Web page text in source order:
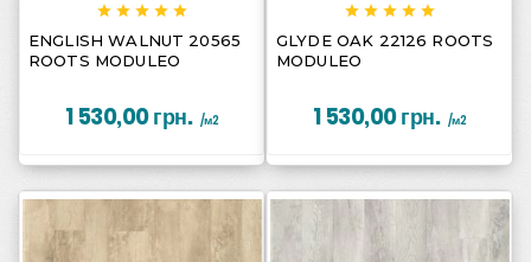
  
    
ENGLISH WALNUT 20565
ROOTS MODULEO
1 530,00 грн. /м2
  
    
GLYDE OAK 22126 ROOTS
MODULEO
1 530,00 грн. /м2